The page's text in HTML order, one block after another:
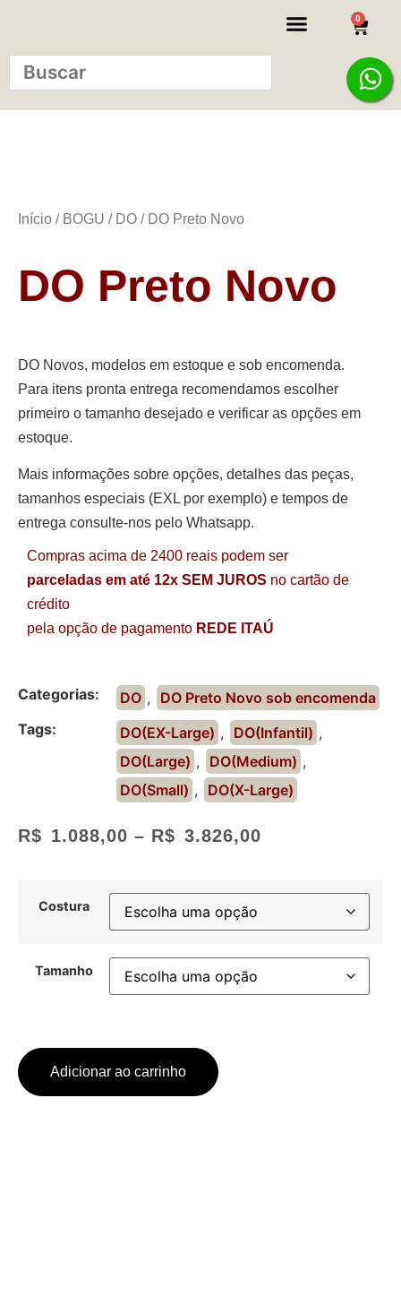
0
Início / BOGU / DO / DO Preto Novo
DO Preto Novo
DO Novos, modelos em estoque e sob encomenda.
Para itens pronta entrega recomendamos escolher
primeiro o tamanho desejado e verificar as opções em
estoque.
Mais informações sobre opções, detalhes das peças,
tamanhos especiais (EXL por exemplo) e tempos de
entrega consulte-nos pelo Whatsapp.
Compras acima de 2400 reais podem ser
parceladas em até 12x SEM JUROS no cartão de
crédito
pela opção de pagamento REDE ITAÚ
Categorias: DO ,
DO Preto Novo sob encomenda
Tags:
DO(EX-Large) , DO(Infantil) ,
DO(Large) , DO(Medium) ,
DO(Small) , DO(X-Large)
R$ 1.088,00 – R$ 3.826,00
Costura
Tamanho
Adicionar ao carrinho